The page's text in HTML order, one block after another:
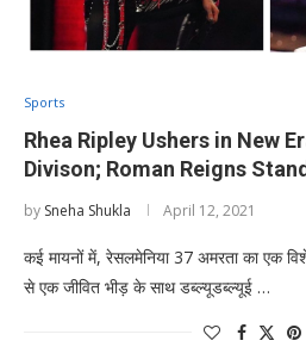
Sports
Rhea Ripley Ushers in New
Divison; Roman Reigns
by Sneha Shukla April 12, 2021
कई मायनों में, रेसलमेनिया 37 अमरता का एक
से एक जीवित भीड़ के साथ डब्ल्यूडब्ल्यूई …